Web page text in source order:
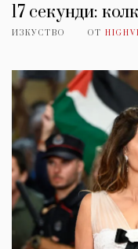
17 секунди:
ИЗКУСТВО ОТ